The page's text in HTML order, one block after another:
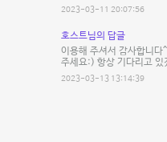
2023-03-11 20:07:56
호스트님의 답글
이용해 주셔서 감사합니다
주세요:) 항상 기다리고 있
2023-03-13 13:14:39